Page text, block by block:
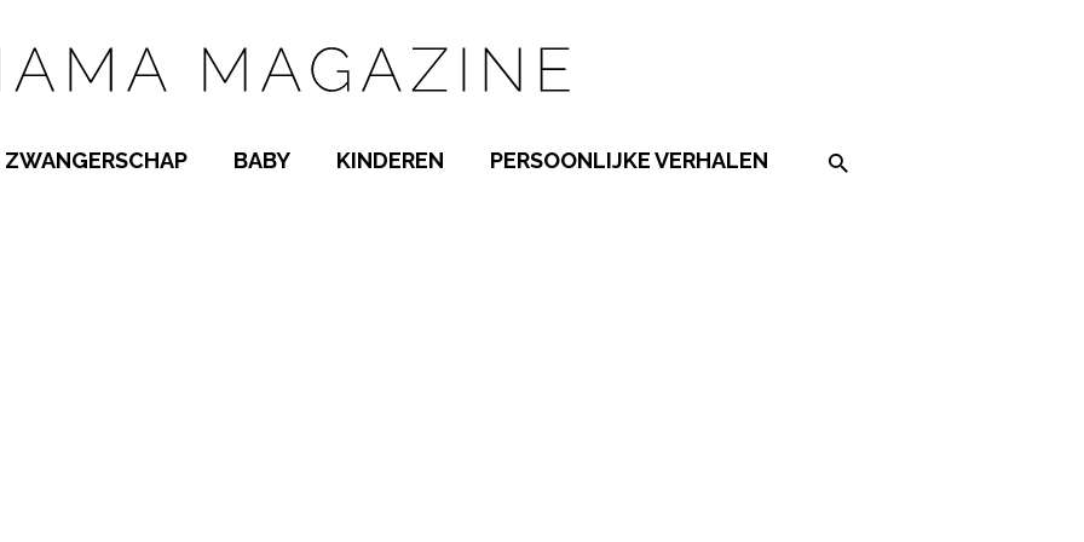
ZWANGERSCHAP BABY KINDEREN PERSOONLIJKE VERHALEN Search on the website